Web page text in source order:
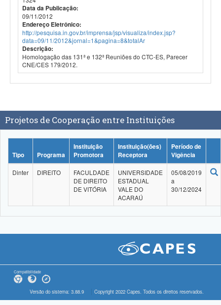
Data da Publicação:
09/11/2012
Endereço Eletrônico:
http://pesquisa.in.gov.br/imprensa/jsp/visualiza/index.jsp?
data=09/11/2012&jornal=1&pagina=8&totalAr
Descrição:
Homologação das 131ª e 132ª Reuniões do CTC-ES, Parecer
CNE/CES 179/2012.
Projetos de Cooperação entre Instituições
Tipo Programa
Instituição
Promotora
Instituição(ões)
Receptora
Período de
Vigência
Dinter DIREITO
FACULDADE
DE DIREITO
DE VITÓRIA
UNIVERSIDADE
ESTADUAL
VALE DO
ACARAÚ
05/08/2019
a
30/12/2024
Compatibilidade
Versão do sistema: 3.88.9 Copyright 2022 Capes. Todos os direitos reservados.